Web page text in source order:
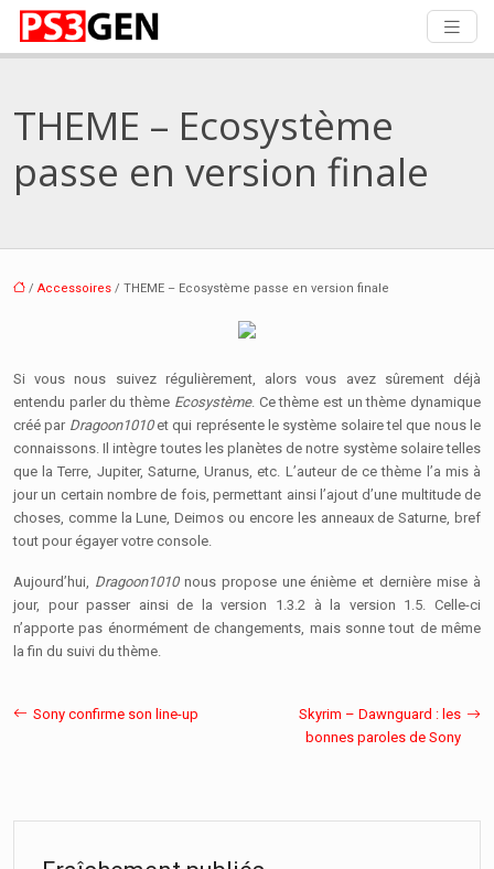
THEME – Ecosystème
passe en version finale
/ Accessoires / THEME – Ecosystème passe en version finale
Si vous nous suivez régulièrement, alors vous avez sûrement déjà
entendu parler du thème Ecosystème. Ce thème est un thème dynamique
créé par Dragoon1010 et qui représente le système solaire tel que nous le
connaissons. Il intègre toutes les planètes de notre système solaire telles
que la Terre, Jupiter, Saturne, Uranus, etc. L’auteur de ce thème l’a mis à
jour un certain nombre de fois, permettant ainsi l’ajout d’une multitude de
choses, comme la Lune, Deimos ou encore les anneaux de Saturne, bref
tout pour égayer votre console.
Aujourd’hui, Dragoon1010 nous propose une énième et dernière mise à
jour, pour passer ainsi de la version 1.3.2 à la version 1.5. Celle-ci
n’apporte pas énormément de changements, mais sonne tout de même
la fin du suivi du thème.
Sony confirme son line-up
Skyrim – Dawnguard : les
bonnes paroles de Sony